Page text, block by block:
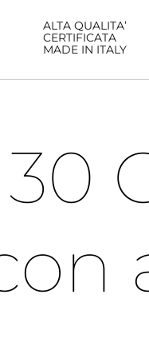
ALTA QUALITA’
CERTIFICATA
MADE IN ITALY